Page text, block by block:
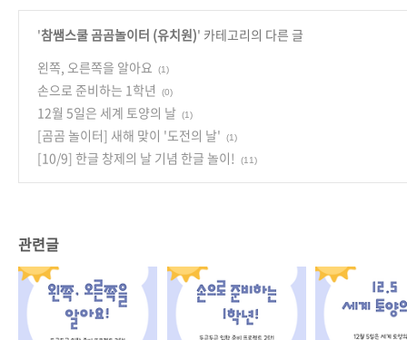
'참쌤스쿨 곰곰놀이터 (유치원)' 카테고리의 다른 글
왼쪽, 오른쪽을 알아요
(1)
손으로 준비하는 1학년 (0)
12월 5일은 세계 토양의 날 (1)
[곰곰 놀이터] 새해 맞이 '도전의 날' (1)
[10/9] 한글 창제의 날 기념 한글 놀이! (11)
관련글